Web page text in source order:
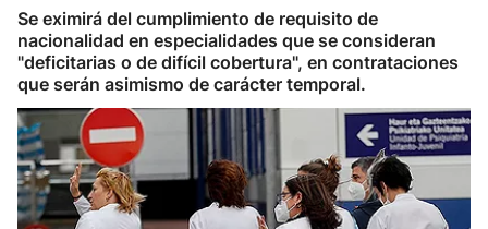
Se eximirá del cumplimiento de requisito de
nacionalidad en especialidades que se consideran
"deficitarias o de difícil cobertura", en contrataciones
que serán asimismo de carácter temporal.